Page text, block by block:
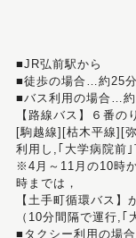
■JR弘前駅から
■徒歩の場合…約25分
■バス利用の場合…
【路線バス】６番の
[駒越線][枯木平線][
利用し,｢大学病院前｣
※4月～11月の10時
時までは，
【土手町循環バス】
（10分間隔で運行,｢
■タクシー利用の場